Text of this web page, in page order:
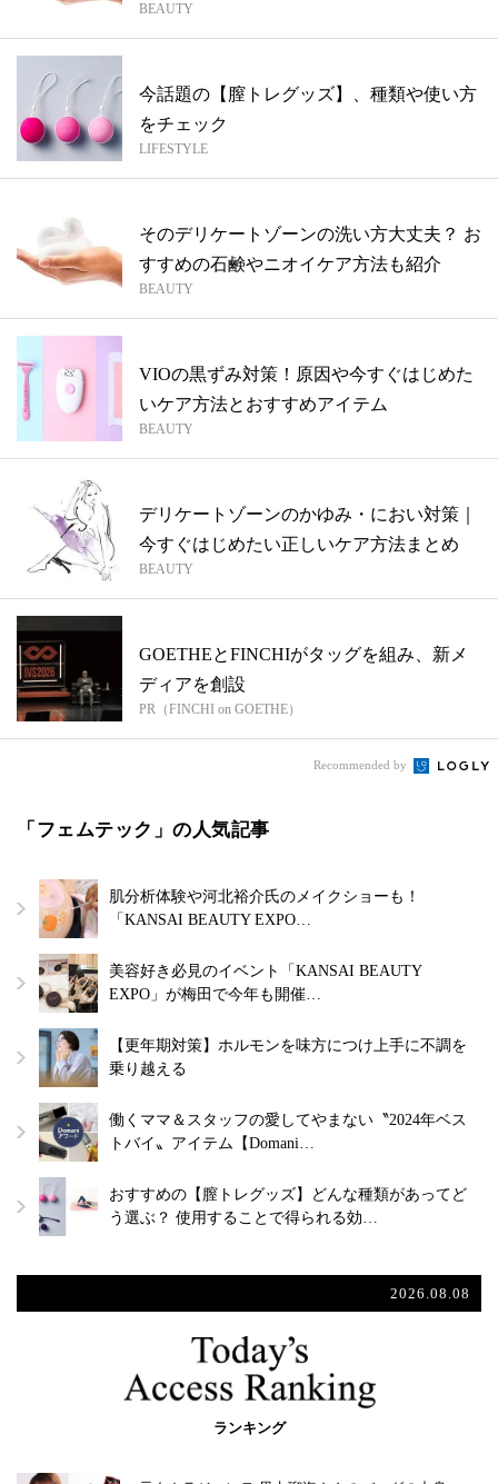
解説
BEAUTY
今話題の【膣トレグッズ】、種類や使い方
をチェック
LIFESTYLE
そのデリケートゾーンの洗い方大丈夫？ お
すすめの石鹸やニオイケア方法も紹介
BEAUTY
VIOの黒ずみ対策！原因や今すぐはじめた
いケア方法とおすすめアイテム
BEAUTY
デリケートゾーンのかゆみ・におい対策｜
今すぐはじめたい正しいケア方法まとめ
BEAUTY
GOETHEとFINCHIがタッグを組み、新メ
ディアを創設
PR（FINCHI on GOETHE）
Recommended by
「フェムテック」の人気記事
肌分析体験や河北裕介氏のメイクショーも！
「KANSAI BEAUTY EXPO…
美容好き必見のイベント「KANSAI BEAUTY
EXPO」が梅田で今年も開催…
【更年期対策】ホルモンを味方につけ上手に不調を
乗り越える
働くママ＆スタッフの愛してやまない〝2024年ベス
トバイ〟アイテム【Domani…
おすすめの【膣トレグッズ】どんな種類があってど
う選ぶ？ 使用することで得られる効…
2026.08.08
ランキング